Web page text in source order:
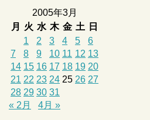
2005年3月
月
火 水 木 金 土
日
1
2 3 4 5
6
7
8 9 10 11 12 13
14 15 16 17 18 19 20
21 22 23 24 25 26 27
28 29 30 31
« 2月
4月 »